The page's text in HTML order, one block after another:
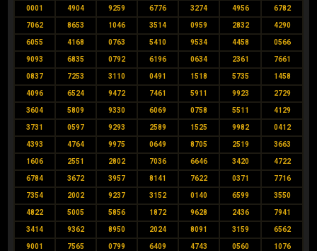
0001 4904 9259 6776 3274 4956 6782
7062 8653 1046 3514 0959 2832 4290
6055 4168 0763 5410 9534 4458 0566
9093 6835 0792 6196 0634 2361 7661
0837 7253 3110 0491 1518 5735 1458
4096 6524 9472 7461 5911 9923 2729
3604 5809 9330 6069 0758 5511 4129
3731 0597 9293 2589 1525 9982 0412
4393 4764 9975 0649 8705 2519 3663
1606 2551 2802 7036 6646 3420 4722
6784 3672 3957 8141 7622 0371 7716
7354 2002 9237 3152 0140 6599 3550
4822 5005 5856 1872 9628 2436 7941
3414 9362 8950 2024 8091 3159 6562
9001 7565 0799 6409 4743 0560 1076